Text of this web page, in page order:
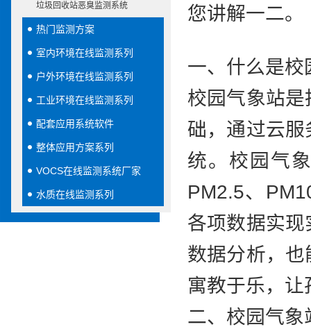
垃圾回收站恶臭监测系统
热门监测方案
室内环境在线监测系列
户外环境在线监测系列
工业环境在线监测系列
配套应用系统软件
整体应用方案系列
VOCS在线监测系统厂家
水质在线监测系列
您讲解一二。
一、什么是校
校园气象站
础，通过云
统。校园气
PM2.5、
各项数据实
数据分析，
寓教于乐，
二、校园气象